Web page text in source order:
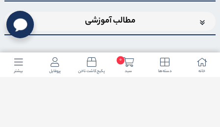
خانه دسته ها
0
سبد پکیج کاشت ناخن پروفایل بیشتر
مطالب آموزشی